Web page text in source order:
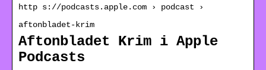
http s://podcasts.apple.com › podcast ›
aftonbladet-krim
Aftonbladet Krim i Apple
Podcasts